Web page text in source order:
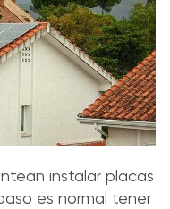
instalar placas
es normal tener